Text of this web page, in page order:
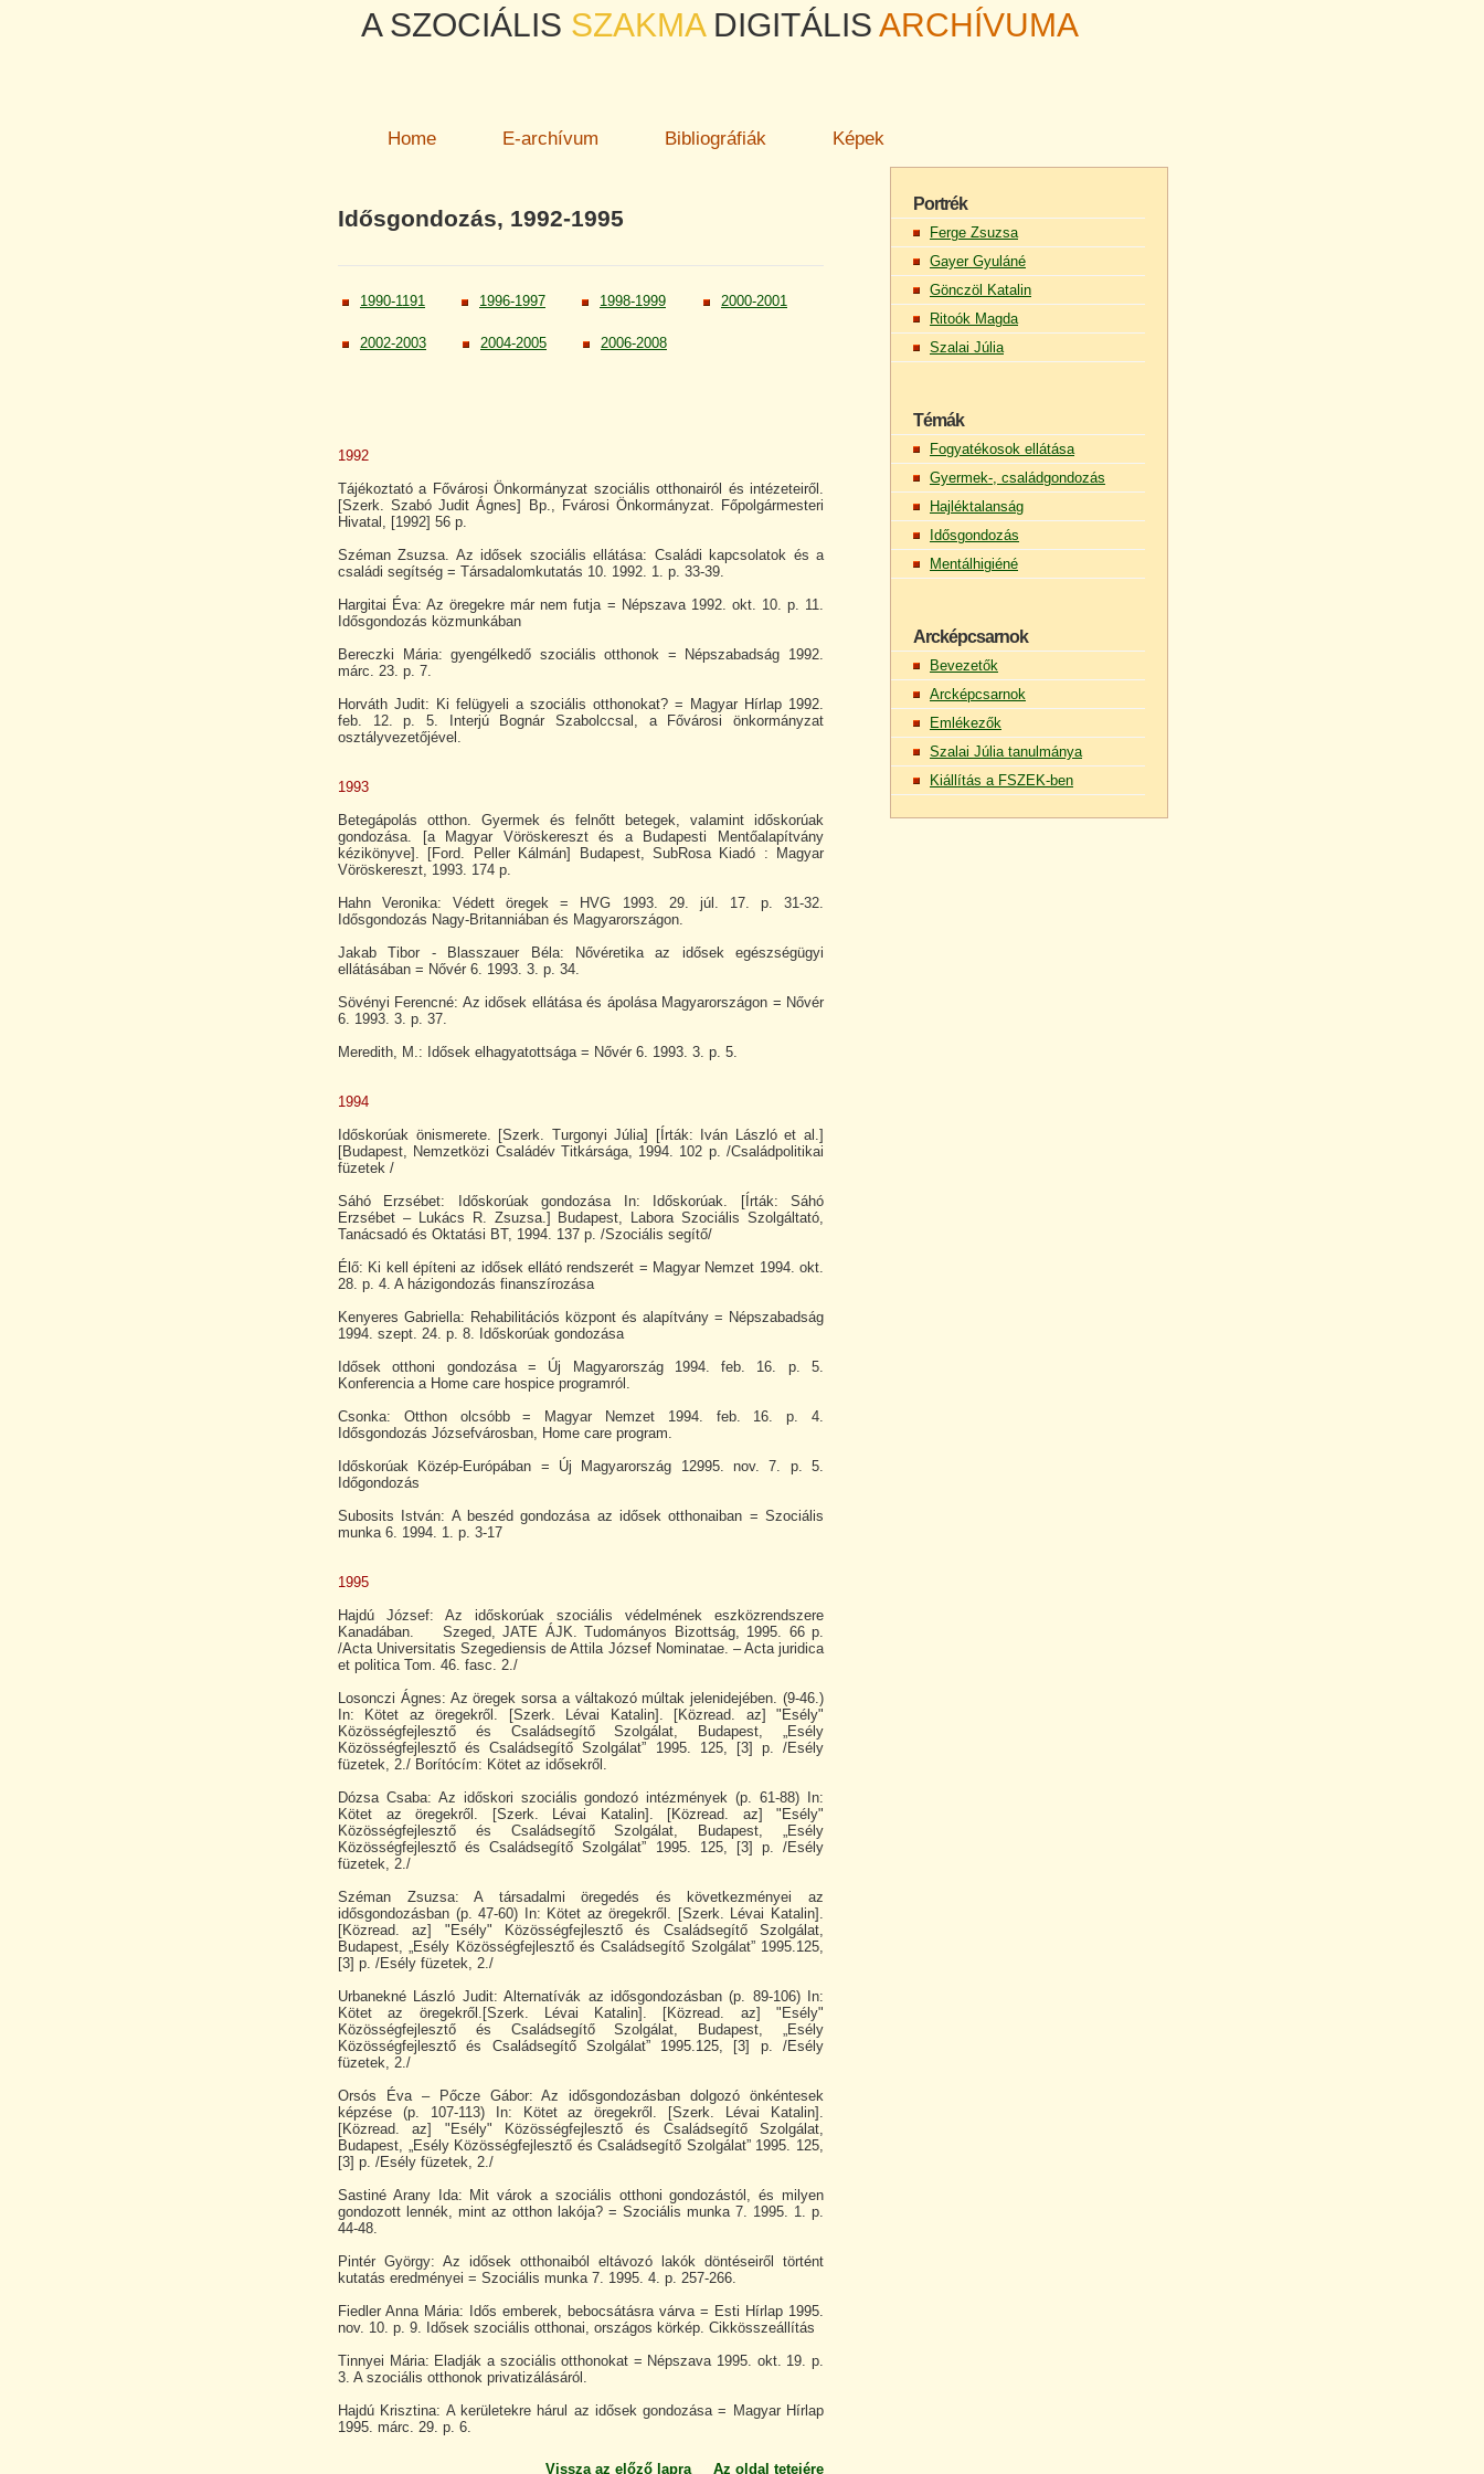
A SZOCIÁLIS SZAKMA DIGITÁLIS ARCHÍVUMA
Home E-archívum Bibliográfiák Képek
Idősgondozás, 1992-1995
1990-1191 1996-1997 1998-1999 2000-2001
2002-2003 2004-2005 2006-2008
1992
Tájékoztató a Fővárosi Önkormányzat szociális otthonairól és intézeteiről.
[Szerk. Szabó Judit Ágnes] Bp., Fvárosi Önkormányzat. Főpolgármesteri
Hivatal, [1992] 56 p.
Széman Zsuzsa. Az idősek szociális ellátása: Családi kapcsolatok és a
családi segítség = Társadalomkutatás 10. 1992. 1. p. 33-39.
Hargitai Éva: Az öregekre már nem futja = Népszava 1992. okt. 10. p. 11.
Idősgondozás közmunkában
Bereczki Mária: gyengélkedő szociális otthonok = Népszabadság 1992.
márc. 23. p. 7.
Horváth Judit: Ki felügyeli a szociális otthonokat? = Magyar Hírlap 1992.
feb. 12. p. 5. Interjú Bognár Szabolccsal, a Fővárosi önkormányzat
osztályvezetőjével.
1993
Betegápolás otthon. Gyermek és felnőtt betegek, valamint időskorúak
gondozása. [a Magyar Vöröskereszt és a Budapesti Mentőalapítvány
kézikönyve]. [Ford. Peller Kálmán] Budapest, SubRosa Kiadó : Magyar
Vöröskereszt, 1993. 174 p.
Hahn Veronika: Védett öregek = HVG 1993. 29. júl. 17. p. 31-32.
Idősgondozás Nagy-Britanniában és Magyarországon.
Jakab Tibor - Blasszauer Béla: Nővéretika az idősek egészségügyi
ellátásában = Nővér 6. 1993. 3. p. 34.
Sövényi Ferencné: Az idősek ellátása és ápolása Magyarországon = Nővér
6. 1993. 3. p. 37.
Meredith, M.: Idősek elhagyatottsága = Nővér 6. 1993. 3. p. 5.
1994
Időskorúak önismerete. [Szerk. Turgonyi Júlia] [Írták: Iván László et al.]
[Budapest, Nemzetközi Családév Titkársága, 1994. 102 p. /Családpolitikai
füzetek /
Sáhó Erzsébet: Időskorúak gondozása In: Időskorúak. [Írták: Sáhó
Erzsébet – Lukács R. Zsuzsa.] Budapest, Labora Szociális Szolgáltató,
Tanácsadó és Oktatási BT, 1994. 137 p. /Szociális segítő/
Élő: Ki kell építeni az idősek ellátó rendszerét = Magyar Nemzet 1994. okt.
28. p. 4. A házigondozás finanszírozása
Kenyeres Gabriella: Rehabilitációs központ és alapítvány = Népszabadság
1994. szept. 24. p. 8. Időskorúak gondozása
Idősek otthoni gondozása = Új Magyarország 1994. feb. 16. p. 5.
Konferencia a Home care hospice programról.
Csonka: Otthon olcsóbb = Magyar Nemzet 1994. feb. 16. p. 4.
Idősgondozás Józsefvárosban, Home care program.
Időskorúak Közép-Európában = Új Magyarország 12995. nov. 7. p. 5.
Időgondozás
Subosits István: A beszéd gondozása az idősek otthonaiban = Szociális
munka 6. 1994. 1. p. 3-17
1995
Hajdú József: Az időskorúak szociális védelmének eszközrendszere
Kanadában. Szeged, JATE ÁJK. Tudományos Bizottság, 1995. 66 p.
/Acta Universitatis Szegediensis de Attila József Nominatae. – Acta juridica
et politica Tom. 46. fasc. 2./
Losonczi Ágnes: Az öregek sorsa a váltakozó múltak jelenidejében. (9-46.)
In: Kötet az öregekről. [Szerk. Lévai Katalin]. [Közread. az] "Esély"
Közösségfejlesztő és Családsegítő Szolgálat, Budapest, „Esély
Közösségfejlesztő és Családsegítő Szolgálat” 1995. 125, [3] p. /Esély
füzetek, 2./ Borítócím: Kötet az idősekről.
Dózsa Csaba: Az időskori szociális gondozó intézmények (p. 61-88) In:
Kötet az öregekről. [Szerk. Lévai Katalin]. [Közread. az] "Esély"
Közösségfejlesztő és Családsegítő Szolgálat, Budapest, „Esély
Közösségfejlesztő és Családsegítő Szolgálat” 1995. 125, [3] p. /Esély
füzetek, 2./
Széman Zsuzsa: A társadalmi öregedés és következményei az
idősgondozásban (p. 47-60) In: Kötet az öregekről. [Szerk. Lévai Katalin].
[Közread. az] "Esély" Közösségfejlesztő és Családsegítő Szolgálat,
Budapest, „Esély Közösségfejlesztő és Családsegítő Szolgálat” 1995.125,
[3] p. /Esély füzetek, 2./
Urbanekné László Judit: Alternatívák az idősgondozásban (p. 89-106) In:
Kötet az öregekről.[Szerk. Lévai Katalin]. [Közread. az] "Esély"
Közösségfejlesztő és Családsegítő Szolgálat, Budapest, „Esély
Közösségfejlesztő és Családsegítő Szolgálat” 1995.125, [3] p. /Esély
füzetek, 2./
Orsós Éva – Pőcze Gábor: Az idősgondozásban dolgozó önkéntesek
képzése (p. 107-113) In: Kötet az öregekről. [Szerk. Lévai Katalin].
[Közread. az] "Esély" Közösségfejlesztő és Családsegítő Szolgálat,
Budapest, „Esély Közösségfejlesztő és Családsegítő Szolgálat” 1995. 125,
[3] p. /Esély füzetek, 2./
Sastiné Arany Ida: Mit várok a szociális otthoni gondozástól, és milyen
gondozott lennék, mint az otthon lakója? = Szociális munka 7. 1995. 1. p.
44-48.
Pintér György: Az idősek otthonaiból eltávozó lakók döntéseiről történt
kutatás eredményei = Szociális munka 7. 1995. 4. p. 257-266.
Fiedler Anna Mária: Idős emberek, bebocsátásra várva = Esti Hírlap 1995.
nov. 10. p. 9. Idősek szociális otthonai, országos körkép. Cikkösszeállítás
Tinnyei Mária: Eladják a szociális otthonokat = Népszava 1995. okt. 19. p.
3. A szociális otthonok privatizálásáról.
Hajdú Krisztina: A kerületekre hárul az idősek gondozása = Magyar Hírlap
1995. márc. 29. p. 6.
Vissza az előző lapra Az oldal tetejére
Portrék
Ferge Zsuzsa
Gayer Gyuláné
Gönczöl Katalin
Ritoók Magda
Szalai Júlia
Témák
Fogyatékosok ellátása
Gyermek-, családgondozás
Hajléktalanság
Idősgondozás
Mentálhigiéné
Arcképcsarnok
Bevezetők
Arcképcsarnok
Emlékezők
Szalai Júlia tanulmánya
Kiállítás a FSZEK-ben